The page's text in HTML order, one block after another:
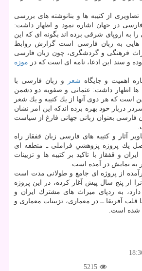
از كتیبه ها و بنانوشته های بررسی
در جهان اشاره نمود و اظهار داشت:
به اروپای شرقی برده اند بگونه ای كه این
هایی به زبان فارسی است گزارش روابط
فرهنگی و گردشگری، چون زبان فارسی
و سند این ادعا، نامه ای است كه در موزه
اهمیت و جایگاه شعر
و زبان فارسی با
ها اظهار داشت: عثمانی و صفویه دو دشمن
است كه هر دوی آنها از یك كتیبه و یك شعر
دربار خود بهره برده اندكه این امر نشان
فارسی بعنوان زبانی جهانی فارغ از سیاست
آثار و كتیبه های فارسی زبان قفقاز راه
یك پروژه پژوهشیِ فراملی ـ منطقه ای
و قفقاز با تاكید بر كتیبه ها و تزیینات
به نمایش در آمده است.
از پروژه ای جامع و طولانی مدت است
از پنج سال پیش آغاز كرده، در این پروژه
به ردپای میراث های مشترك ایران و
آفریقا ــ در معماری، تزیینات معماری و
شده است.
5215